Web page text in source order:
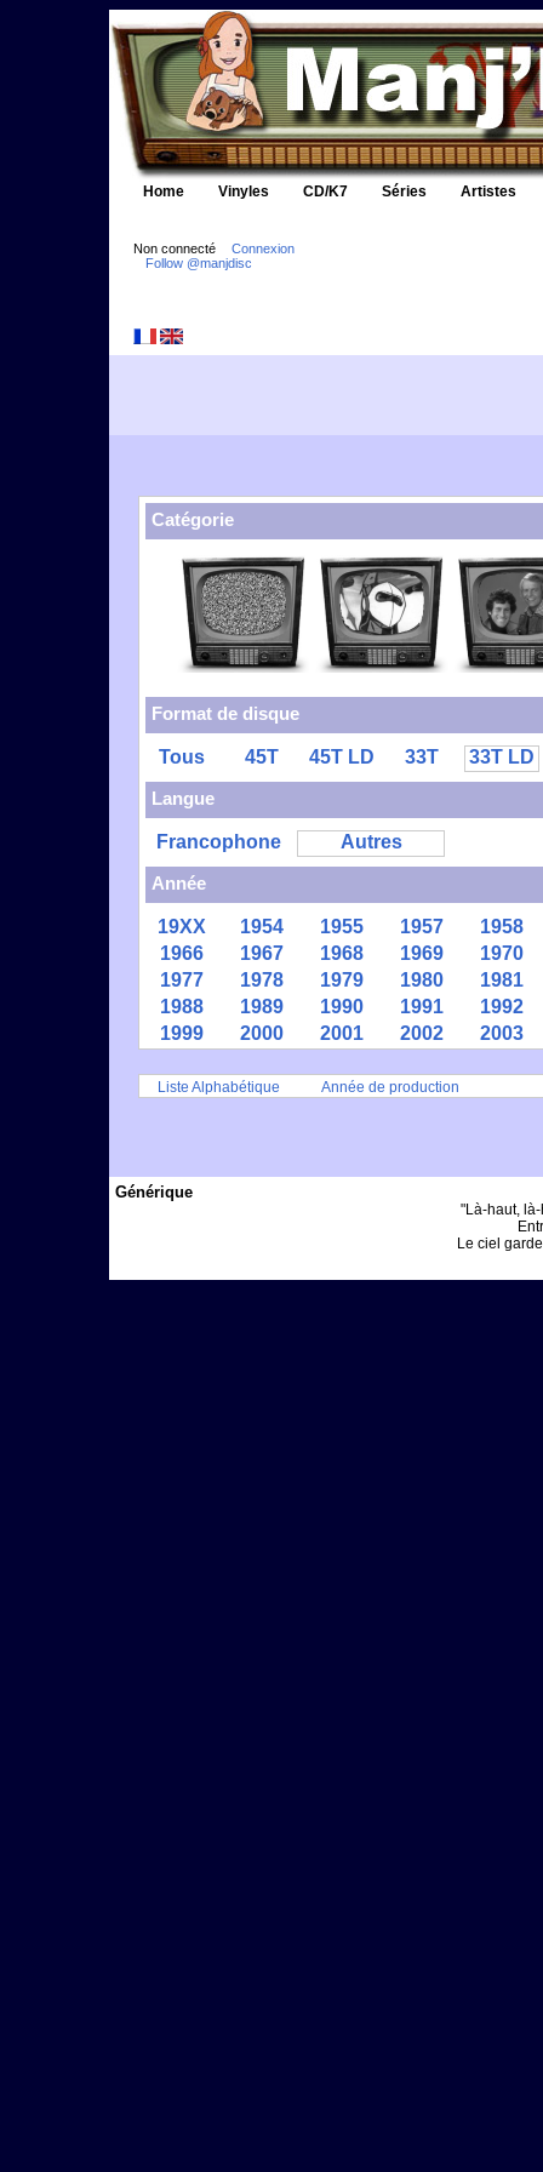
Home Vinyles CD/K7 Séries Artistes
Non connecté
Connexion
Follow @manjdisc
Catégorie
Format de disque
Tous 45T 45T LD 33T
33T LD
Langue
Francophone
Autres
Année
19XX 1954 1955 1957
1958
1966
1967 1968 1969
1970
1977
1978 1979 1980
1981
1988
1989 1990 1991
1992
1999
2000 2001 2002 2003
Liste Alphabétique Année de production
Générique
"Là-haut,
Le ciel